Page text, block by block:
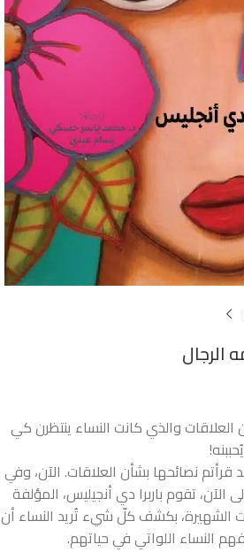
الرجال
العلاقات والذي كانت النساء ينتظرن كي
قرأتم نصائحها بشأن العلاقات. الآن، وفي
الآن، تقوم باربرا دي أنجيليس، المؤلفة
الشهيرة، بكشف كلّ شيء تُريد النساء أن
النساء اللواتي في حياتهم.